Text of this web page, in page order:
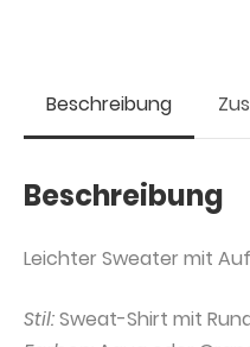
Beschreibung
Beschreibung
Leichter Sweater mit
Stil:Sweat-Shirt mit